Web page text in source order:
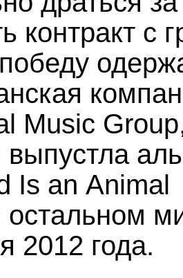
контракт с
Music
выпустла
Is an Animal
остальном
2012 года.